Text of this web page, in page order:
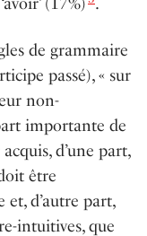
de grammaire
passé), « sur
non-
importante de
d’une part,
être
d’autre part,
intuitives, que